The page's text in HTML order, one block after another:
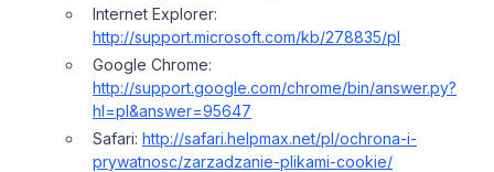
Internet Explorer:
http://support.microsoft.com/kb/278835/pl
Google Chrome:
http://support.google.com/chrome/bin/answer.py?
hl=pl&answer=95647
Safari: http://safari.helpmax.net/pl/ochrona-i-
prywatnosc/zarzadzanie-plikami-cookie/